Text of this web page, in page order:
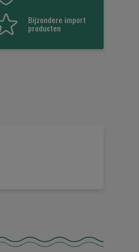
Bijzondere import
producten